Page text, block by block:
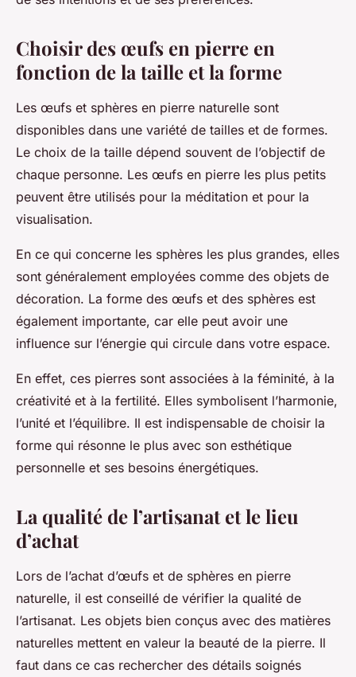
Choisir des œufs en pierre en
fonction de la taille et la forme
Les œufs et sphères en pierre naturelle sont
disponibles dans une variété de tailles et de formes.
Le choix de la taille dépend souvent de l’objectif de
chaque personne. Les œufs en pierre les plus petits
peuvent être utilisés pour la méditation et pour la
visualisation.
En ce qui concerne les sphères les plus grandes, elles
sont généralement employées comme des objets de
décoration. La forme des œufs et des sphères est
également importante, car elle peut avoir une
influence sur l’énergie qui circule dans votre espace.
En effet, ces pierres sont associées à la féminité, à la
créativité et à la fertilité. Elles symbolisent l’harmonie,
l’unité et l’équilibre. Il est indispensable de choisir la
forme qui résonne le plus avec son esthétique
personnelle et ses besoins énergétiques.
La qualité de l’artisanat et le lieu
d’achat
Lors de l’achat d’œufs et de sphères en pierre
naturelle, il est conseillé de vérifier la qualité de
l’artisanat. Les objets bien conçus avec des matières
naturelles mettent en valeur la beauté de la pierre. Il
faut dans ce cas rechercher des détails soignés